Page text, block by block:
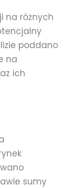
na różnych
poddano
na
ich
sumy